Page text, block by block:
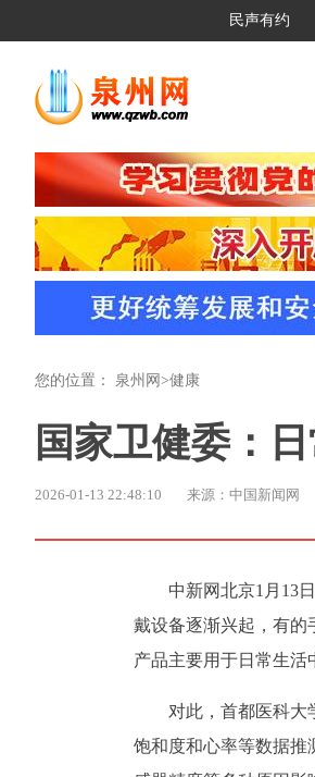
民声有约
您的位置： 泉州网 >健康
国家卫健委：
2026-01-13 22:48:10 来源：中国新闻网
中新网北京1月13
戴设备逐渐兴起，有的
产品主要用于日常生活
对此，首都医科大
饱和度和心率等数据推